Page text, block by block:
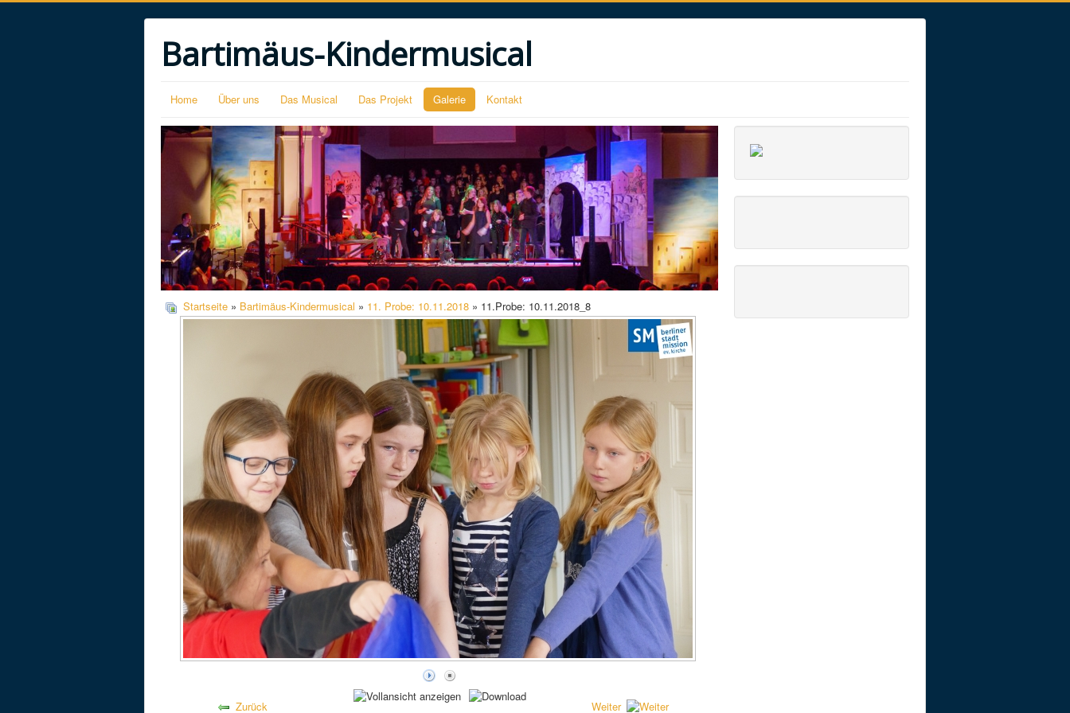
Bartimäus-Kindermusical
Home Über uns Das Musical Das Projekt Galerie Kontakt
Startseite » Bartimäus-Kindermusical » 11. Probe: 10.11.2018 » 11.Probe: 10.11.2018_8
Zurück Weiter